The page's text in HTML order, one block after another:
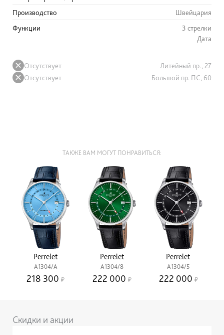
Производство
Швейцария
Функции
3 стрелки
Дата
Отсутствует
Литейный пр., 27
Отсутствует
Большой пр. ПС, 60
ТАКЖЕ ВАМ МОГУТ ПОНРАВИТЬСЯ:
Perrelet
A1304/A
218 300
Perrelet
A1304/8
222 000
Perrelet
A1304/5
222 000
Скидки и акции